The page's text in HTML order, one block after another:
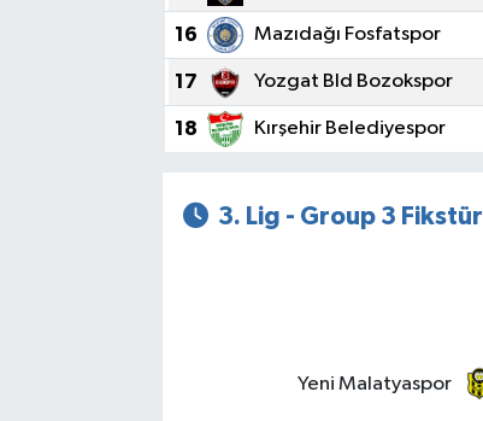
16 Mazıdağı Fosfatspor
17 Yozgat Bld Bozokspor
18 Kırşehir Belediyespor
3. Lig - Group 3 Fikstür
Yeni Malatyaspor